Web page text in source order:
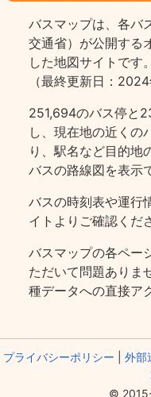
バスマップは、各バ
交通省）が公開する
した地図サイトです。
（最終更新日：2024
251,694のバス停と
し、現在地の近くの
り、駅名など目的地
バスの路線図を表示
バスの時刻表や運行
イトよりご確認くだ
バスマップの各ペー
ただいて問題ありま
種データへの直接ア
プライバシーポリシー 外部
©